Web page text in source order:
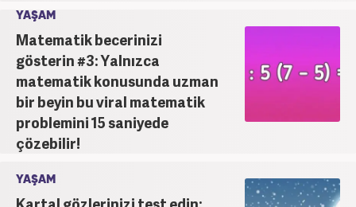
YAŞAM
Matematik becerinizi
gösterin #3: Yalnızca
matematik konusunda uzman
bir beyin bu viral matematik
problemini 15 saniyede
çözebilir!
YAŞAM